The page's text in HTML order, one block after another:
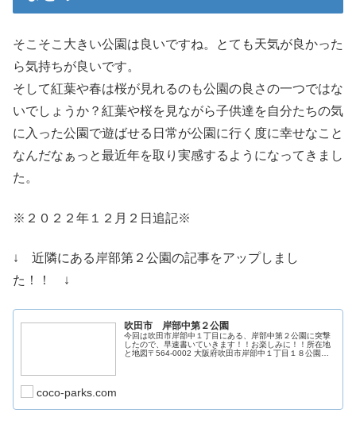
そこそこ大きい公園は良いですね。とても天気が良かった
ら気持ちが良いです。
そして紅葉や春は桜が見れるのも公園の良さの一つではな
いでしょうか？紅葉や桜を見ながら子供達を自分たちの気
に入った公園で遊ばせる日常が公園に行く度に幸せなこと
なんだなぁっと最近年を取り実感するようになってきまし
た。
※２０２２年１２月２日追記※
↓ 近隣にある岸部第２公園の記事をアップしまし
た！！ ↓
吹田市 岸部中第２公園
今回は吹田市岸部中１丁目にある、岸部中第２公園に突撃
したので、早速書いていきます！！お楽しみに！！所在地
と地図〒564-0002 大阪府吹田市岸部中１丁目１８公園詳
coco-parks.com